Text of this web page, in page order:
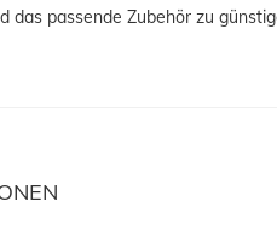
das passende Zubehör zu